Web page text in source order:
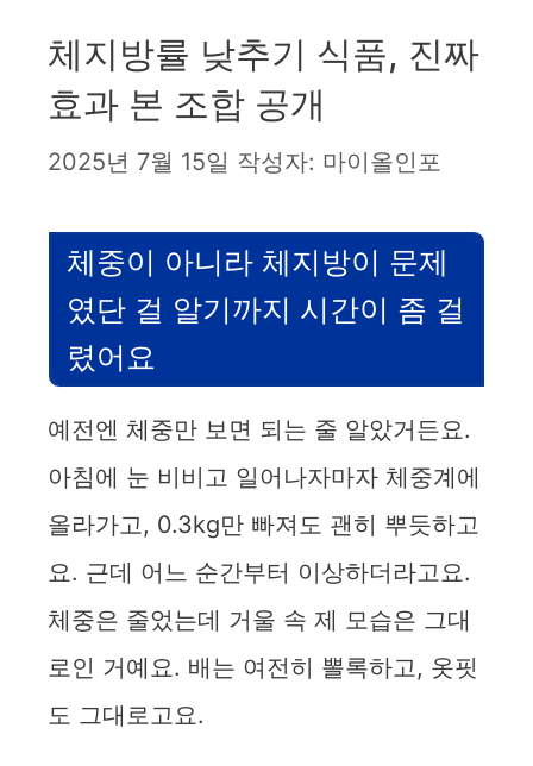
체지방률 낮추기 식품, 진짜
효과 본 조합 공개
2025년 7월 15일 작성자: 마이올인포
체중이 아니라 체지방이 문제
였단 걸 알기까지 시간이 좀 걸
렸어요
예전엔 체중만 보면 되는 줄 알았거든요.
아침에 눈 비비고 일어나자마자 체중계에
올라가고, 0.3kg만 빠져도 괜히 뿌듯하고
요. 근데 어느 순간부터 이상하더라고요.
체중은 줄었는데 거울 속 제 모습은 그대
로인 거예요. 배는 여전히 뽈록하고, 옷핏
도 그대로고요.